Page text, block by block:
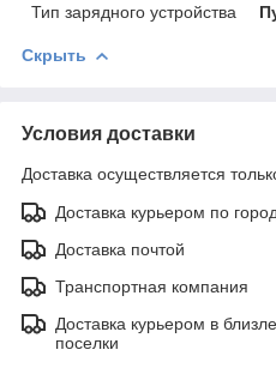
Тип зарядного устройства
Скрыть
Условия доставки
Доставка осуществляется
Доставка курьером по
Доставка почтой
Транспортная компания
Доставка курьером в
поселки